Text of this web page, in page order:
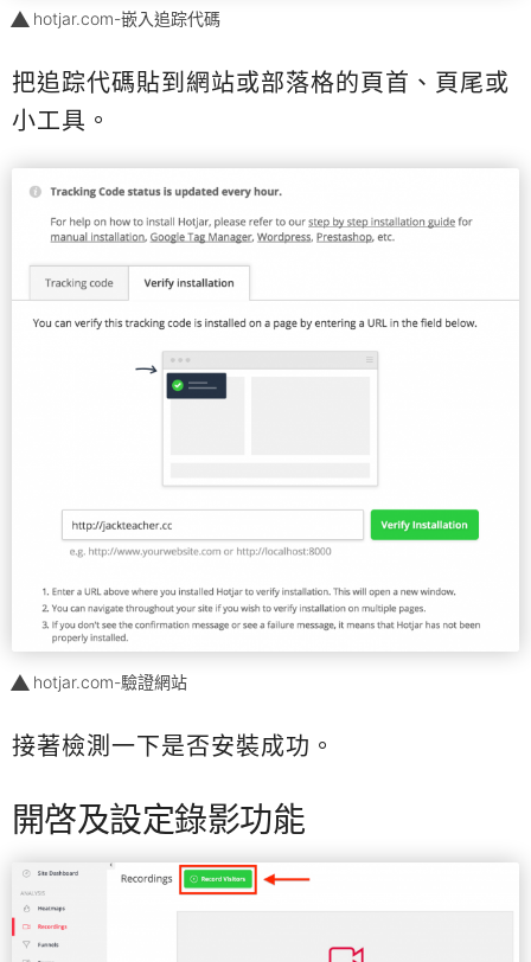
hotjar.com-嵌入追踪代碼
把追踪代碼貼到網站或部落格的頁首、頁尾或
小工具。
hotjar.com-驗證網站
接著檢測一下是否安裝成功。
開啓及設定錄影功能